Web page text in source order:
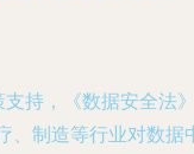
持，《数据安全
制造等行业对数据